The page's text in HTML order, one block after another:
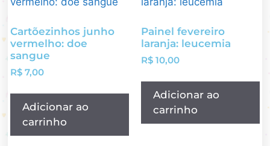
Cartõezinhos junho
vermelho: doe
sangue
R$ 7,00
Adicionar ao
carrinho
Painel fevereiro
laranja: leucemia
R$ 10,00
Adicionar ao
carrinho